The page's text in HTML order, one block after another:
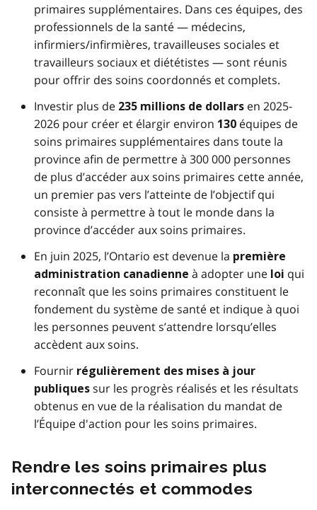
primaires supplémentaires. Dans ces équipes, des
professionnels de la santé — médecins,
infirmiers/infirmières, travailleuses sociales et
travailleurs sociaux et diététistes — sont réunis
pour offrir des soins coordonnés et complets.
Investir plus de 235 millions de dollars en 2025-
2026 pour créer et élargir environ 130 équipes de
soins primaires supplémentaires dans toute la
province afin de permettre à 300 000 personnes
de plus d’accéder aux soins primaires cette année,
un premier pas vers l’atteinte de l’objectif qui
consiste à permettre à tout le monde dans la
province d’accéder aux soins primaires.
En juin 2025, l’Ontario est devenue la première
administration canadienne à adopter une loi qui
reconnaît que les soins primaires constituent le
fondement du système de santé et indique à quoi
les personnes peuvent s’attendre lorsqu’elles
accèdent aux soins.
Fournir régulièrement des mises à jour
publiques sur les progrès réalisés et les résultats
obtenus en vue de la réalisation du mandat de
l’Équipe d'action pour les soins primaires.
Rendre les soins primaires plus
interconnectés et commodes